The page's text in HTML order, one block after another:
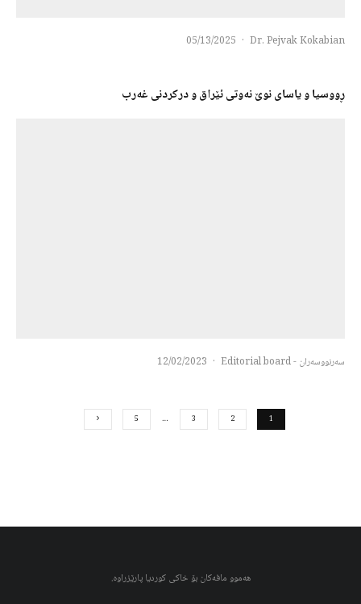
Dr. Pejvak Kokabian
·
05/13/2025
ڕووسیا و یاسای نوێ نەوتی ئێراق و درکردنی غەرب
سەرنووسەران - Editorial board ·
12/02/2023
1
2
3
…
5
هەموو مافەکان بۆ خاکی کوردیا پارێزراوە.